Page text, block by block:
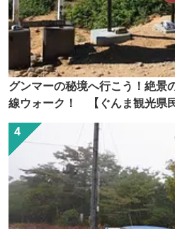
グンマーの秘境へ行こう！絶景
線ウォーク！ 【ぐんま観光県